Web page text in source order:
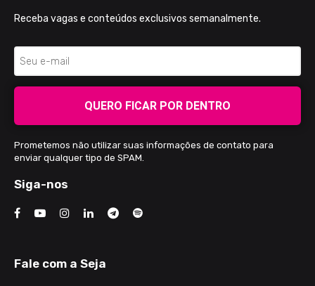
Receba vagas e conteúdos exclusivos semanalmente.
QUERO FICAR POR DENTRO
Prometemos não utilizar suas informações de contato para
enviar qualquer tipo de SPAM.
Siga-nos
Fale com a Seja